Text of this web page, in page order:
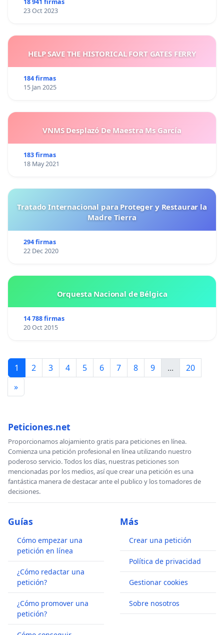
18 941 firmas
23 Oct 2023
HELP SAVE THE HISTORICAL FORT GATES FERRY
184 firmas
15 Jan 2025
VNMS Desplazó De Maestra Ms García
183 firmas
18 May 2021
Tratado Internacional para Proteger y Restaurar la
Madre Tierra
294 firmas
22 Dec 2020
Orquesta Nacional de Bélgica
14 788 firmas
20 Oct 2015
1 2 3 4 5 6 7 8 9 ...
20
»
Peticiones.net
Proporcionamos alojamiento gratis para peticiones en línea.
Comienza una petición profesional en línea utilizando nuestro
poderoso servicio. Todos los días, nuestras peticiones son
mencionadas por los medios, así que crear una petición es una
fantástica manera de destacar ante el publico y los tomadores de
decisiones.
Guías
Cómo empezar una
petición en línea
¿Cómo redactar una
petición?
¿Cómo promover una
petición?
Más
Crear una petición
Política de privacidad
Gestionar cookies
Sobre nosotros